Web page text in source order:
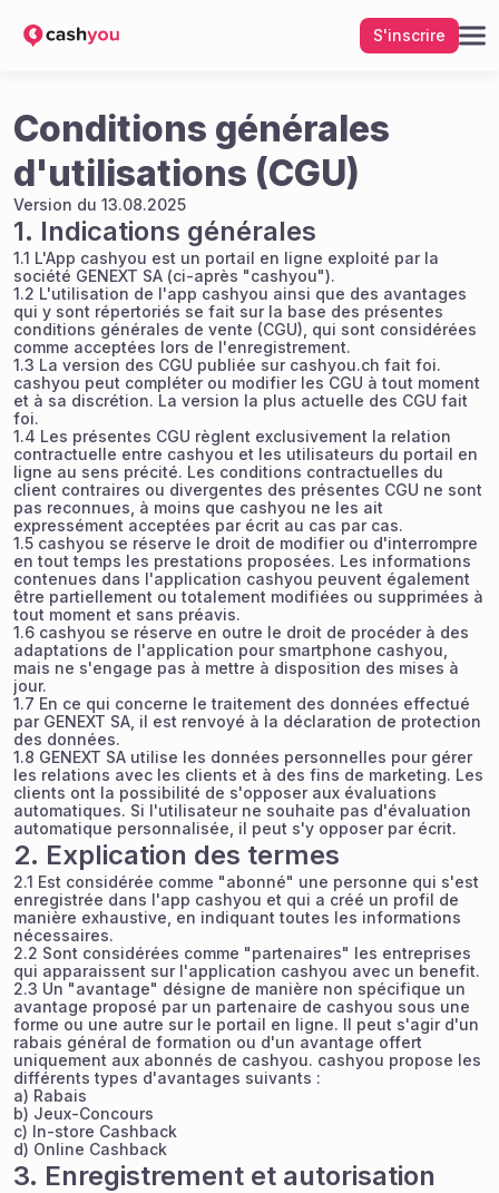
S'inscrire
Conditions générales
d'utilisations (CGU)
Version du 13.08.2025
1. Indications générales
1.1 L'App cashyou est un portail en ligne exploité par la
société GENEXT SA (ci-après "cashyou").
1.2 L'utilisation de l'app cashyou ainsi que des avantages
qui y sont répertoriés se fait sur la base des présentes
conditions générales de vente (CGU), qui sont considérées
comme acceptées lors de l'enregistrement.
1.3 La version des CGU publiée sur cashyou.ch fait foi.
cashyou peut compléter ou modifier les CGU à tout moment
et à sa discrétion. La version la plus actuelle des CGU fait
foi.
1.4 Les présentes CGU règlent exclusivement la relation
contractuelle entre cashyou et les utilisateurs du portail en
ligne au sens précité. Les conditions contractuelles du
client contraires ou divergentes des présentes CGU ne sont
pas reconnues, à moins que cashyou ne les ait
expressément acceptées par écrit au cas par cas.
1.5 cashyou se réserve le droit de modifier ou d'interrompre
en tout temps les prestations proposées. Les informations
contenues dans l'application cashyou peuvent également
être partiellement ou totalement modifiées ou supprimées à
tout moment et sans préavis.
1.6 cashyou se réserve en outre le droit de procéder à des
adaptations de l'application pour smartphone cashyou,
mais ne s'engage pas à mettre à disposition des mises à
jour.
1.7 En ce qui concerne le traitement des données effectué
par GENEXT SA, il est renvoyé à la déclaration de protection
des données.
1.8 GENEXT SA utilise les données personnelles pour gérer
les relations avec les clients et à des fins de marketing. Les
clients ont la possibilité de s'opposer aux évaluations
automatiques. Si l'utilisateur ne souhaite pas d'évaluation
automatique personnalisée, il peut s'y opposer par écrit.
2. Explication des termes
2.1 Est considérée comme "abonné" une personne qui s'est
enregistrée dans l'app cashyou et qui a créé un profil de
manière exhaustive, en indiquant toutes les informations
nécessaires.
2.2 Sont considérées comme "partenaires" les entreprises
qui apparaissent sur l'application cashyou avec un benefit.
2.3 Un "avantage" désigne de manière non spécifique un
avantage proposé par un partenaire de cashyou sous une
forme ou une autre sur le portail en ligne. Il peut s'agir d'un
rabais général de formation ou d'un avantage offert
uniquement aux abonnés de cashyou. cashyou propose les
différents types d'avantages suivants :
a) Rabais
b) Jeux-Concours
c) In-store Cashback
d) Online Cashback
3. Enregistrement et autorisation